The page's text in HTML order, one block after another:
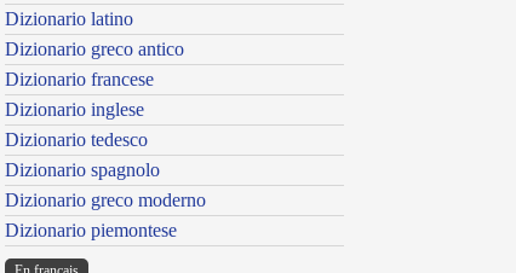
Dizionario latino
Dizionario greco antico
Dizionario francese
Dizionario inglese
Dizionario tedesco
Dizionario spagnolo
Dizionario greco moderno
Dizionario piemontese